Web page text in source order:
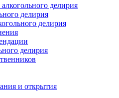
делирия
делирия
делирия
делирия
и открытия